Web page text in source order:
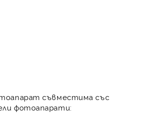
съвместима със
фотоапарати: